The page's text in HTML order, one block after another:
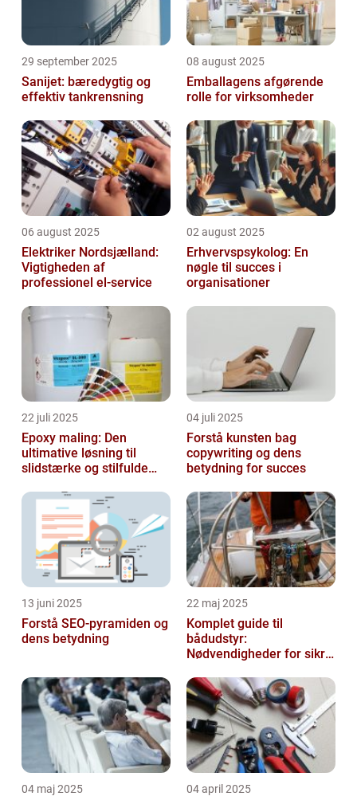
29 september 2025
Sanijet: bæredygtig og
effektiv tankrensning
08 august 2025
Emballagens afgørende
rolle for virksomheder
06 august 2025
Elektriker Nordsjælland:
Vigtigheden af
professionel el-service
02 august 2025
Erhvervspsykolog: En
nøgle til succes i
organisationer
22 juli 2025
Epoxy maling: Den
ultimative løsning til
slidstærke og stilfulde
04 juli 2025
Forstå kunsten bag
copywriting og dens
betydning for succes
13 juni 2025
Forstå SEO-pyramiden og
dens betydning
22 maj 2025
Komplet guide til
bådudstyr:
Nødvendigheder for sikre
04 maj 2025 04 april 2025